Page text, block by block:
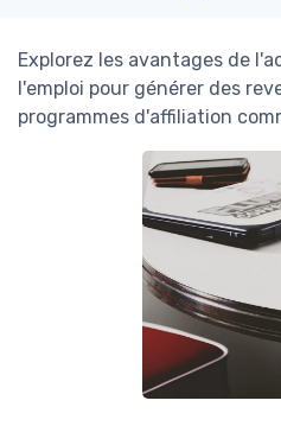
Explorez les avantages de
l'emploi pour générer des
programmes d'affiliation